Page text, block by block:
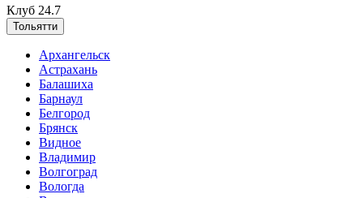
Клуб 24.7
Тольятти
Архангельск
Астрахань
Балашиха
Барнаул
Белгород
Брянск
Видное
Владимир
Волгоград
Вологда